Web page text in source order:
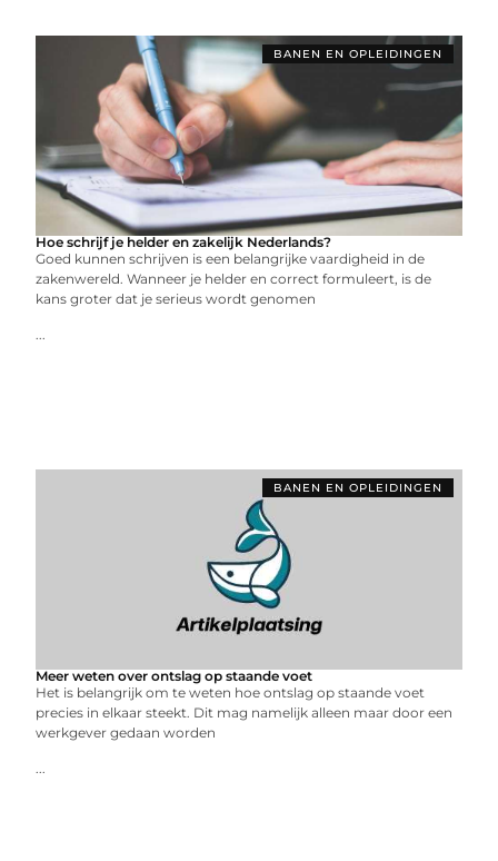
BANEN EN OPLEIDINGEN
Hoe schrijf je helder en zakelijk Nederlands?
Goed kunnen schrijven is een belangrijke vaardigheid in de
zakenwereld. Wanneer je helder en correct formuleert, is de
kans groter dat je serieus wordt genomen
...
BANEN EN OPLEIDINGEN
Meer weten over ontslag op staande voet
Het is belangrijk om te weten hoe ontslag op staande voet
precies in elkaar steekt. Dit mag namelijk alleen maar door een
werkgever gedaan worden
...